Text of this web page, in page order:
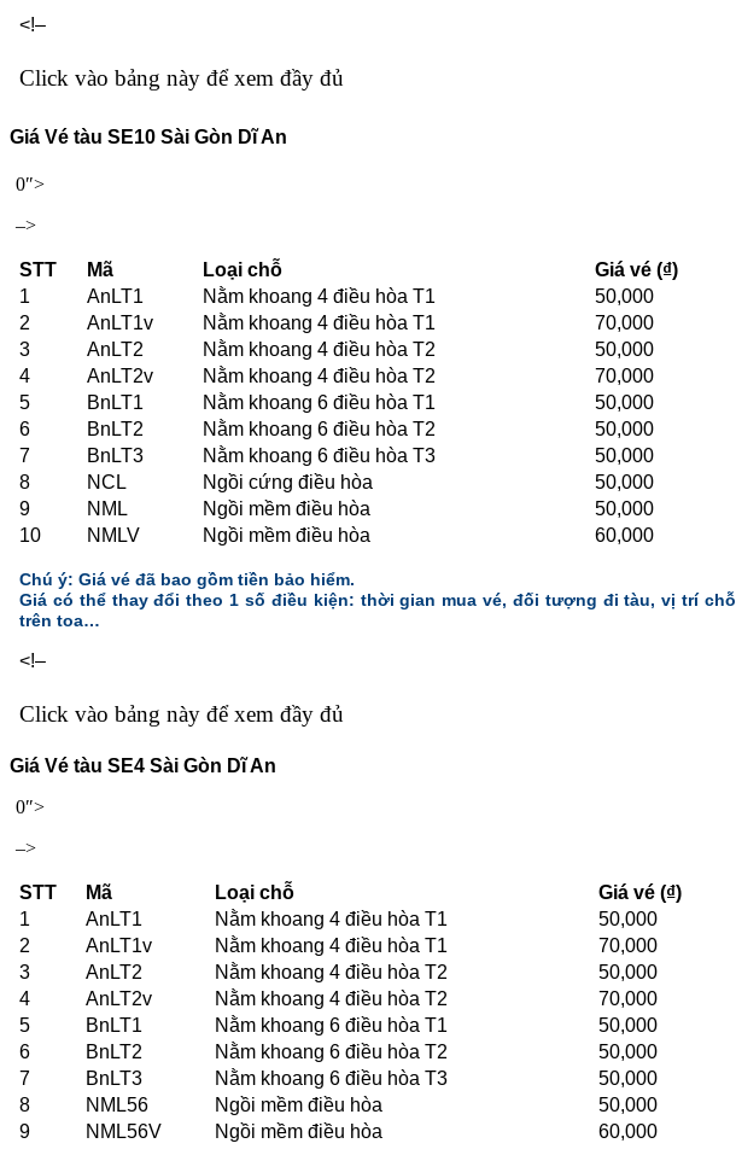
<!–
Click vào bảng này để xem đầy đủ
Giá Vé tàu SE10 Sài Gòn Dĩ An
0″>
–>
STT Mã Loại chỗ
Giá vé (₫)
1
AnLT1 Nằm khoang 4 điều hòa T1
50,000
2
AnLT1v Nằm khoang 4 điều hòa T1
70,000
3
AnLT2 Nằm khoang 4 điều hòa T2
50,000
4
AnLT2v Nằm khoang 4 điều hòa T2
70,000
5
BnLT1 Nằm khoang 6 điều hòa T1
50,000
6
BnLT2 Nằm khoang 6 điều hòa T2
50,000
7
BnLT3 Nằm khoang 6 điều hòa T3
50,000
8
NCL Ngồi cứng điều hòa
50,000
9
NML Ngồi mềm điều hòa
50,000
10
NMLV Ngồi mềm điều hòa 60,000
Chú ý: Giá vé đã bao gồm tiền bảo hiểm.
Giá có thể thay đổi theo 1 số điều kiện: thời gian mua vé, đối tượng đi tàu, vị trí chỗ
trên toa…
<!–
Click vào bảng này để xem đầy đủ
Giá Vé tàu SE4 Sài Gòn Dĩ An
0″>
–>
STT Mã Loại chỗ
Giá vé (₫)
1
AnLT1 Nằm khoang 4 điều hòa T1
50,000
2
AnLT1v Nằm khoang 4 điều hòa T1
70,000
3
AnLT2 Nằm khoang 4 điều hòa T2
50,000
4
AnLT2v Nằm khoang 4 điều hòa T2
70,000
5
BnLT1 Nằm khoang 6 điều hòa T1
50,000
6
BnLT2 Nằm khoang 6 điều hòa T2
50,000
7
BnLT3 Nằm khoang 6 điều hòa T3
50,000
8
NML56 Ngồi mềm điều hòa
50,000
9
NML56V Ngồi mềm điều hòa 60,000